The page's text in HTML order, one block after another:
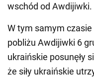
wschód od Awdijiwki.
W tym samym czasie
pobliżu Awdijiwki 6
ukraińskie posunęły
że siły ukraińskie